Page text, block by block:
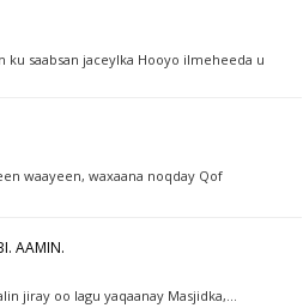
ku saabsan jaceylka Hooyo ilmeheeda u
waayeen, waxaana noqday Qof
AAMIN.
jiray oo lagu yaqaanay Masjidka,…